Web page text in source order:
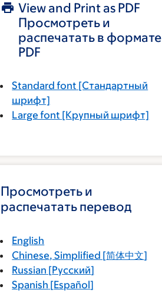
View and Print as PDF
Просмотреть и
распечатать в формате
PDF
Standard font [Стандартный
шрифт]
Large font [Крупный шрифт]
Просмотреть и
распечатать перевод
English
Chinese, Simplified [简体中文]
Russian [Русский]
Spanish [Español]